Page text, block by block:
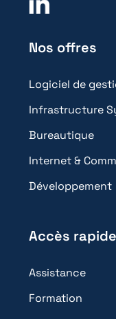
Nos offres
Logiciel de
Infrastructure
Bureautique
Internet &
Développement
Accès rapide
Assistance
Formation